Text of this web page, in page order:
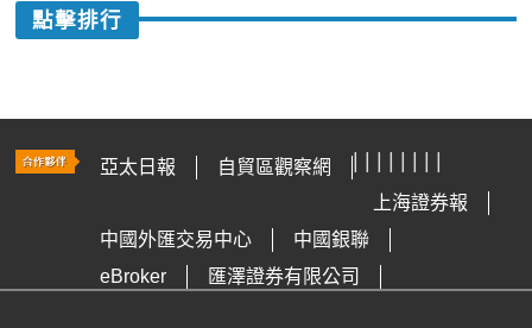
點擊排行
亞太日報 |
自貿區觀察網
上海證券報
中國外匯交易中心 中國銀聯
eBroker 匯澤證券有限公司